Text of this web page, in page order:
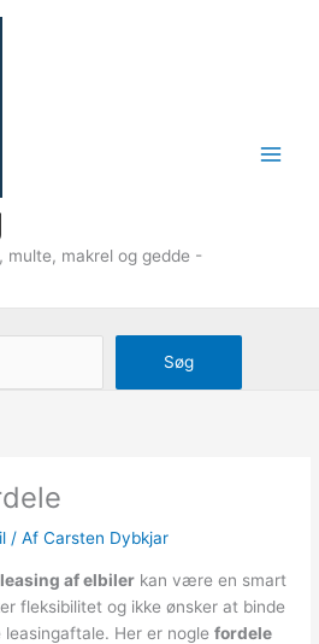
multe, makrel og gedde -
Søg
/ AfCarsten Dybkjar
af elbiler kan være en smart
fleksibilitet og ikke ønsker at binde
Her er noglefordele